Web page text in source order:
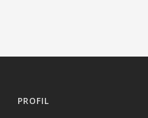
PROFIL